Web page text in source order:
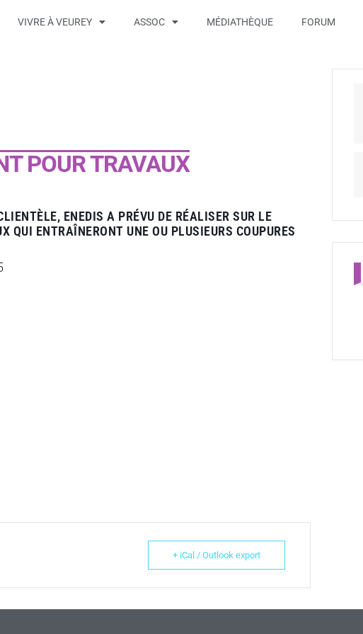
VIVRE À VEUREY ASSOC MÉDIATHÈQUE FORUM
POUR TRAVAUX
ENEDIS A PRÉVU DE RÉALISER SUR LE
QUI ENTRAÎNERONT UNE OU PLUSIEURS COUPURES
+ iCal / Outlook export